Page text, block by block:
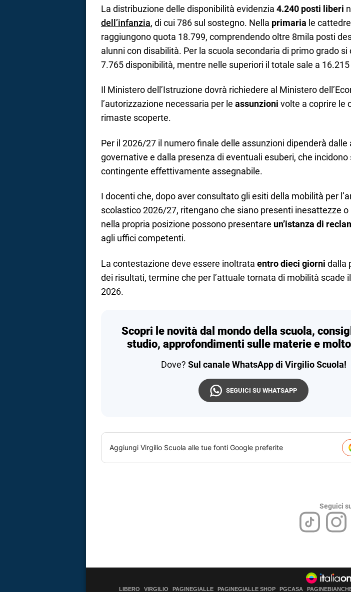
La distribuzione delle disponibilità evidenzia 4.240 posti liberi
dell’infanzia, di cui 786 sul sostegno. Nella primaria le
raggiungono quota 18.799, comprendendo oltre 8mila posti
alunni con disabilità. Per la scuola secondaria di primo grado si
7.765 disponibilità, mentre nelle superiori il totale sale a
Il Ministero dell’Istruzione dovrà richiedere al Ministero
l’autorizzazione necessaria per le assunzioni volte a coprire le
rimaste scoperte.
Per il 2026/27 il numero finale delle assunzioni dipenderà dalle
governative e dalla presenza di eventuali esuberi, che incidono
contingente effettivamente assegnabile.
I docenti che, dopo aver consultato gli esiti della mobilità per
scolastico 2026/27, ritengano che siano presenti inesattezze o
nella propria posizione possono presentare un’istanza di
agli uffici competenti.
La contestazione deve essere inoltrata entro dieci giorni dalla
dei risultati, termine che per l’attuale tornata di mobilità scade
2026.
Scopri le novità dal mondo della scuola,
studio, approfondimenti sulle materie e
Dove? Sul canale WhatsApp di Virgilio Scuola!
SEGUICI SU WHATSAPP
Aggiungi Virgilio Scuola alle tue fonti Google preferite
Seguici
LIBERO VIRGILIO PAGINEGIALLE PAGINEGIALLE SHOP PGCASA